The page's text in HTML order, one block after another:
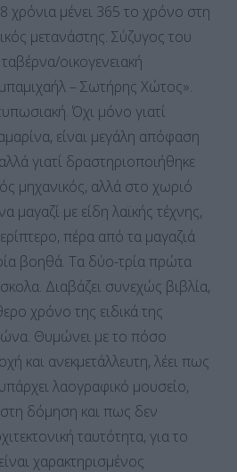
χρόνια μένει 365 το χρόνο στη
μετανάστης. Σύζυγος του
οικογενειακή
– Σωτήρης Χώτος».
Όχι μόνο γιατί
είναι μεγάλη απόφαση
γιατί δραστηριοποιήθηκε
μηχανικός, αλλά στο χωριό
μαγαζί με είδη λαϊκής τέχνης,
πέρα από τα μαγαζιά
βοηθά. Τα δύο-τρία πρώτα
Διαβάζει συνεχώς βιβλία,
χρόνο της ειδικά της
Θυμώνει με το πόσο
και ανεκμετάλλευτη, λέει πως
λαογραφικό μουσείο,
στη δόμηση και πως δεν
ταυτότητα, για το
χαρακτηρισμένος